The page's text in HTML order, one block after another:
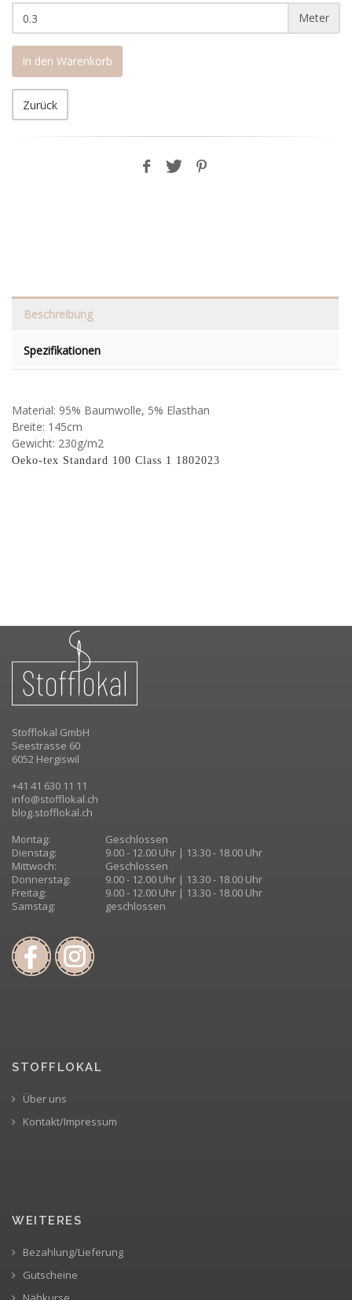
Meter
In den Warenkorb
Zurück
Beschreibung
Spezifikationen
Material: 95% Baumwolle, 5% Elasthan
Breite: 145cm
Gewicht: 230g/m2
Oeko-tex Standard 100 Class 1 1802023
Stofflokal GmbH
Seestrasse 60
6052 Hergiswil
+41 41 630 11 11
info@stofflokal.ch
blog.stofflokal.ch
Montag:
Geschlossen
Dienstag:
9.00 - 12.00 Uhr | 13.30 - 18.00 Uhr
Mittwoch:
Geschlossen
Donnerstag:
9.00 - 12.00 Uhr | 13.30 - 18.00 Uhr
Freitag:
9.00 - 12.00 Uhr | 13.30 - 18.00 Uhr
Samstag:
geschlossen
STOFFLOKAL
Über uns
Kontakt/Impressum
WEITERES
Bezahlung/Lieferung
Gutscheine